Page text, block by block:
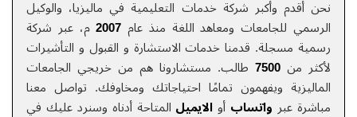
نحن أقدم وأكبر شركة خدمات التعلیمیة في ماليزيا، والوكيل
الرسمي للجامعات ومعاهد اللغة منذ عام 2007م، عبر شركة
رسمية مسجلة. قدمنا خدمات الاستشارة و القبول و التأشيرات
لأكثر من 7500 طالب. مستشارونا هم من خريجي الجامعات
الماليزية ويفهمون تمامًا احتياجاتك ومخاوفك. تواصل معنا
مباشرة عبر واتساب أو الایمیل المتاحة أدناه وسنرد عليك في